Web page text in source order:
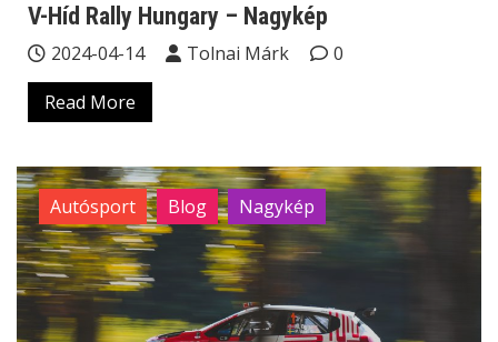
V-Híd Rally Hungary – Nagykép
2024-04-14 Tolnai Márk
0
Read More
Autósport Blog Nagykép